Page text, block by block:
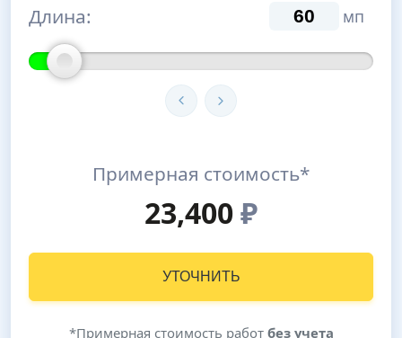
Длина: мп
Примерная стоимость*
23,400₽
УТОЧНИТЬ
*Примерная стоимость работ без учета